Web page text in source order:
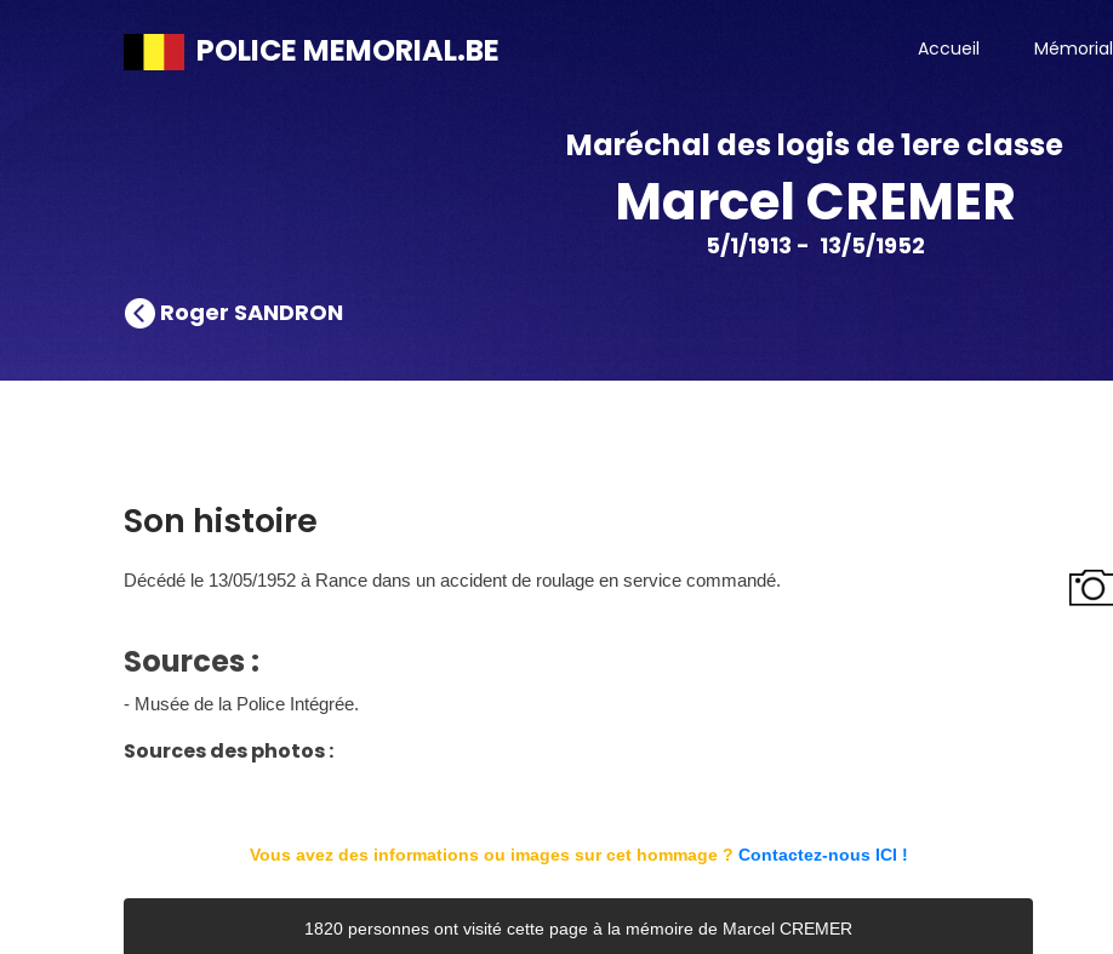
POLICE MEMORIAL.BE Accueil Mémorial
Maréchal des logis de 1ere classe
Marcel CREMER
5/1/1913 - 13/5/1952
Roger SANDRON
Son histoire
Décédé le 13/05/1952 à Rance dans un accident de roulage en service commandé.
Sources :
- Musée de la Police Intégrée.
Sources des photos :
Vous avez des informations ou images sur cet hommage ? Contactez-nous ICI !
1820 personnes ont visité cette page à la mémoire de Marcel CREMER